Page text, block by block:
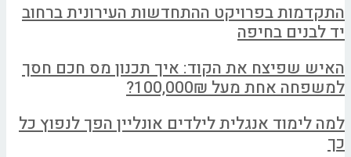
התקדמות בפרויקט ההתחדשות העירונית ברחוב
יד לבנים בחיפה
האיש שפיצח את הקוד: איך תכנון מס חכם חסך
למשפחה אחת מעל 100,000₪?
למה לימוד אנגלית לילדים אונליין הפך לנפוץ כל
כך